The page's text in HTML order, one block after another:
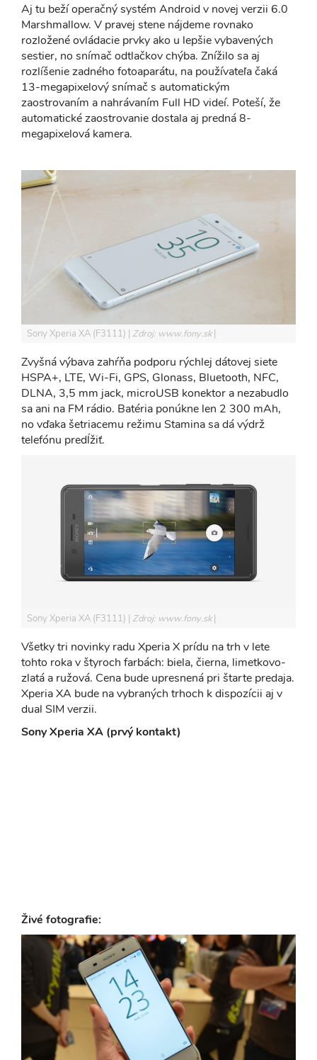
Aj tu beží operačný systém Android v novej verzii 6.0
Marshmallow. V pravej stene nájdeme rovnako
rozložené ovládacie prvky ako u lepšie vybavených
sestier, no snímač odtlačkov chýba. Znížilo sa aj
rozlíšenie zadného fotoaparátu, na používateľa čaká
13-megapixelový snímač s automatickým
zaostrovaním a nahrávaním Full HD videí. Poteší, že
automatické zaostrovanie dostala aj predná 8-
megapixelová kamera.
Sony Xperia XA (F3111) Zdroj: www.fony.sk
Zvyšná výbava zahŕňa podporu rýchlej dátovej siete
HSPA+, LTE, Wi-Fi, GPS, Glonass, Bluetooth, NFC,
DLNA, 3,5 mm jack, microUSB konektor a nezabudlo
sa ani na FM rádio. Batéria ponúkne len 2 300 mAh,
no vďaka šetriacemu režimu Stamina sa dá výdrž
telefónu predĺžiť.
Sony Xperia XA (F3111) Zdroj: www.fony.sk
Všetky tri novinky radu Xperia X prídu na trh v lete
tohto roka v štyroch farbách: biela, čierna, limetkovo-
zlatá a ružová. Cena bude upresnená pri štarte predaja.
Xperia XA bude na vybraných trhoch k dispozícii aj v
dual SIM verzii.
Sony Xperia XA (prvý kontakt)
Živé fotografie: